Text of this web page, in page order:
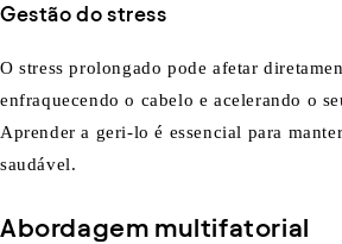
Gestão do stress
O stress prolongado pode afetar
enfraquecendo o cabelo e acelerando o
Aprender a geri-lo é essencial para
saudável.
Abordagem multifatorial